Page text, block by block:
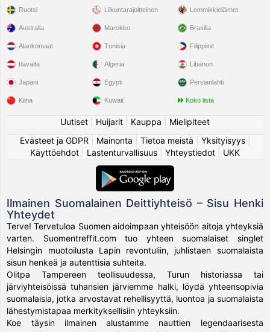
Ruotsi Liikuntarajoitteinen Lemmikkieläimet
Australia
Alankomaat
Itävalta
Japani
Kiina
Marokko
Tunisia
Algeria
Egypti
Kuwait
Brasilia
Filippiinit
Libanon
Persianlahti
Koko lista
Uutiset Huijarit Kauppa
Mielipiteet
Evästeet ja GDPR
Mainonta Tietoa meistä Yksityisyys|
Käyttöehdot
Lastenturvallisuus Yhteystiedot UKK
Ilmainen Suomalainen Deittiyhteisö – Sisu Henki
Yhteydet
Terve! Tervetuloa Suomen aidoimpaan yhteisöön aitoja yhteyksiä
varten. Suomentreffit.com tuo yhteen suomalaiset singlet
Helsingin muotoilusta Lapin revontuliin, juhlistaen suomalaista
sisun henkeä ja autenttisia suhteita.
Olitpa Tampereen teollisuudessa, Turun historiassa tai
järviyhteisöissä tuhansien järviemme halki, löydä yhteensopivia
suomalaisia, jotka arvostavat rehellisyyttä, luontoa ja suomalaista
lähestymistapaa merkityksellisiin yhteyksiin.
Koe täysin ilmainen alustamme nauttien legendaarisesta